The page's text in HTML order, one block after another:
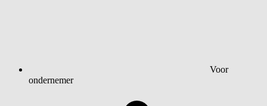
Voor
ondernemer